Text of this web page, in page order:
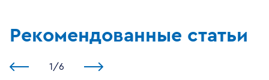
Рекомендованные статьи
1 /6